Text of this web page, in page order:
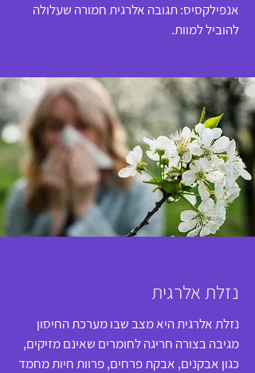
אנפילקסיס: תגובה אלרגית חמורה שעלולה
להוביל למוות.
נזלת אלרגית
נזלת אלרגית היא מצב שבו מערכת החיסון
מגיבה בצורה חריגה לחומרים שאינם מזיקים,
כגון אבקנים, אבקת פרחים, פרוות חיות מחמד